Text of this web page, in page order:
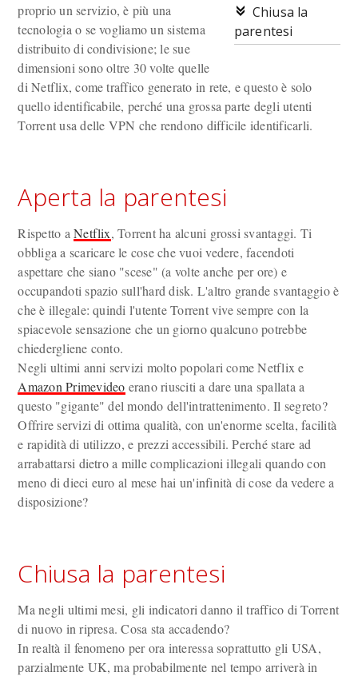
Chiusa la
parentesi
proprio un servizio, è più una
tecnologia o se vogliamo un sistema
distribuito di condivisione; le sue
dimensioni sono oltre 30 volte quelle
di Netflix, come traffico generato in rete, e questo è solo
quello identificabile, perché una grossa parte degli utenti
Torrent usa delle VPN che rendono difficile identificarli.
Aperta la parentesi
Rispetto aNetflix, Torrent ha alcuni grossi svantaggi. Ti
obbliga a scaricare le cose che vuoi vedere, facendoti
aspettare che siano "scese" (a volte anche per ore) e
occupandoti spazio sull'hard disk. L'altro grande svantaggio è
che è illegale: quindi l'utente Torrent vive sempre con la
spiacevole sensazione che un giorno qualcuno potrebbe
chiedergliene conto.
Negli ultimi anni servizi molto popolari come Netflix e
Amazon Primevideo erano riusciti a dare una spallata a
questo "gigante" del mondo dell'intrattenimento. Il segreto?
Offrire servizi di ottima qualità, con un'enorme scelta, facilità
e rapidità di utilizzo, e prezzi accessibili. Perché stare ad
arrabattarsi dietro a mille complicazioni illegali quando con
meno di dieci euro al mese hai un'infinità di cose da vedere a
disposizione?
Chiusa la parentesi
Ma negli ultimi mesi, gli indicatori danno il traffico di Torrent
di nuovo in ripresa. Cosa sta accadendo?
In realtà il fenomeno per ora interessa soprattutto gli USA,
parzialmente UK, ma probabilmente nel tempo arriverà in